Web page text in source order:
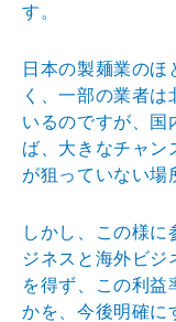
す。
日本の製麺業の
く、一部の業者
いるのですが、国
ば、大きなチャン
が狙っていない場
しかし、この様
ジネスと海外ビジ
を得ず、この利
かを、今後明確に